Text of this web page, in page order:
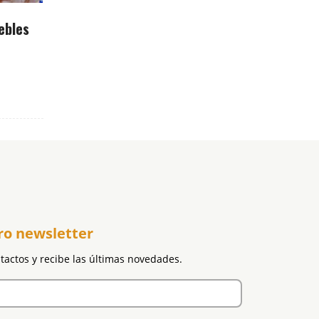
newsletter
y recibe las últimas novedades.